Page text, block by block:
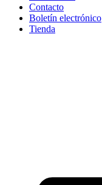
Contacto
Boletín electrónico
Tienda